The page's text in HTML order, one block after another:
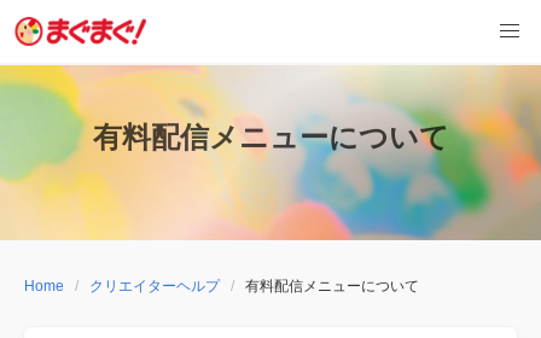
Skip
content
有料配信メニューについて
Home クリエイターヘルプ 有料配信メニューについて